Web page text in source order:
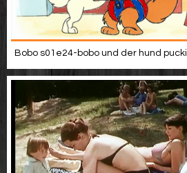
Bobo s01e24-bobo und der hund pucki